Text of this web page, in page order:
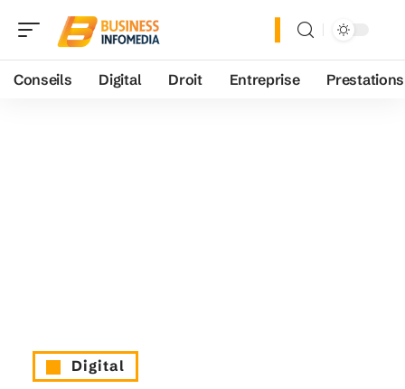
Conseils Digital Droit Entreprise Prestations
Digital